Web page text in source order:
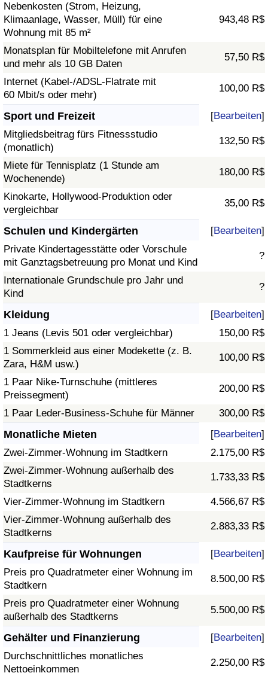
Nebenkosten (Strom, Heizung,
Klimaanlage, Wasser, Müll) für eine
Wohnung mit 85 m²
943,48 R$
Monatsplan für Mobiltelefone mit Anrufen
und mehr als 10 GB Daten
57,50 R$
Internet (Kabel-/ADSL-Flatrate mit
60 Mbit/s oder mehr)
100,00 R$
Sport und Freizeit [Bearbeiten]
Mitgliedsbeitrag fürs Fitnessstudio
(monatlich)
132,50 R$
Miete für Tennisplatz (1 Stunde am
Wochenende)
180,00 R$
Kinokarte, Hollywood-Produktion oder
vergleichbar
35,00 R$
Schulen und Kindergärten [Bearbeiten]
Private Kindertagesstätte oder Vorschule
mit Ganztagsbetreuung pro Monat und Kind
?
Internationale Grundschule pro Jahr und
Kind
?
Kleidung [Bearbeiten]
1 Jeans (Levis 501 oder vergleichbar)
150,00 R$
1 Sommerkleid aus einer Modekette (z. B.
Zara, H&M usw.)
100,00 R$
1 Paar Nike-Turnschuhe (mittleres
Preissegment)
200,00 R$
1 Paar Leder-Business-Schuhe für Männer 300,00 R$
Monatliche Mieten [Bearbeiten]
Zwei-Zimmer-Wohnung im Stadtkern
2.175,00 R$
Zwei-Zimmer-Wohnung außerhalb des
Stadtkerns
1.733,33 R$
Vier-Zimmer-Wohnung im Stadtkern
4.566,67 R$
Vier-Zimmer-Wohnung außerhalb des
Stadtkerns
2.883,33 R$
Kaufpreise für Wohnungen [Bearbeiten]
Preis pro Quadratmeter einer Wohnung im
Stadtkern
8.500,00 R$
Preis pro Quadratmeter einer Wohnung
außerhalb des Stadtkerns
5.500,00 R$
Gehälter und Finanzierung [Bearbeiten]
Durchschnittliches monatliches
Nettoeinkommen
2.250,00 R$